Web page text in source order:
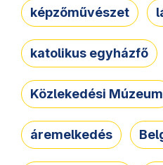
képzőművészet
katolikus egyházfő
Közlekedési Múzeum
áremelkedés